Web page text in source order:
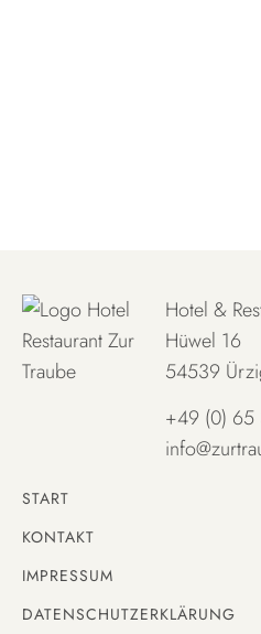
Hotel &
Hüwel 16
54539
+49 (0)
START
KONTAKT
IMPRESSUM
DATENSCHUTZERKLÄRUNG